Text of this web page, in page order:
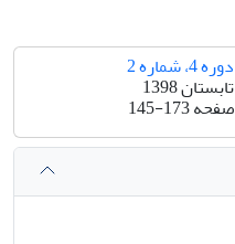
دوره 4، شماره 2
تابستان 1398
صفحه145-173